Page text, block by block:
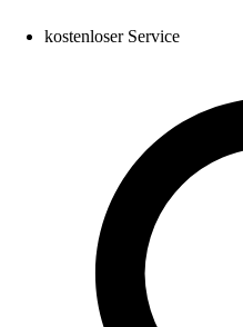
kostenloser Service